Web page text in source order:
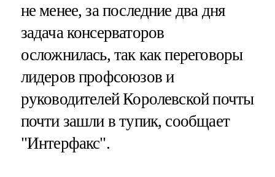
не менее, за последние два дня
задача консерваторов
осложнилась, так как переговоры
лидеров профсоюзов и
руководителей Королевской почты
почти зашли в тупик, сообщает
"Интерфакс".